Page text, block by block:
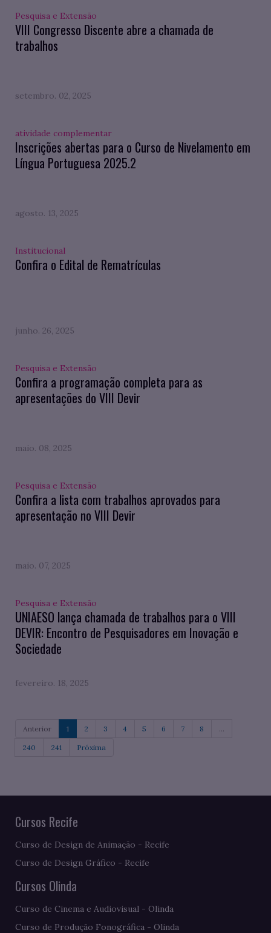
Pesquisa e Extensão
VIII Congresso Discente abre a chamada de
trabalhos
setembro. 02, 2025
atividade complementar
Inscrições abertas para o Curso de Nivelamento em
Língua Portuguesa 2025.2
agosto. 13, 2025
Institucional
Confira o Edital de Rematrículas
junho. 26, 2025
Pesquisa e Extensão
Confira a programação completa para as
apresentações do VIII Devir
maio. 08, 2025
Pesquisa e Extensão
Confira a lista com trabalhos aprovados para
apresentação no VIII Devir
maio. 07, 2025
Pesquisa e Extensão
UNIAESO lança chamada de trabalhos para o VIII
DEVIR: Encontro de Pesquisadores em Inovação e
Sociedade
fevereiro. 18, 2025
Anterior 1 2 3 4 5 6 7 8 ...
240 241 Próxima
Cursos Recife
Curso de Design de Animação - Recife
Curso de Design Gráfico - Recife
Cursos Olinda
Curso de Cinema e Audiovisual - Olinda
Curso de Produção Fonográfica - Olinda